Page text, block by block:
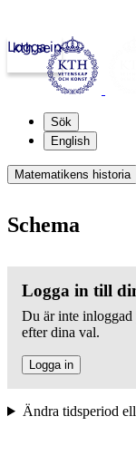
kth.se
Logga in
Sök
English
Matematikens historia
Schema
Logga in till
Du är inte inloggad
efter dina val.
Logga in
Ändra tidsperiod